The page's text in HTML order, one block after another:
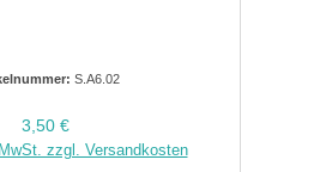
S.A6.02
Regulärer Preis:
3,50 €
zzgl. Versandkosten